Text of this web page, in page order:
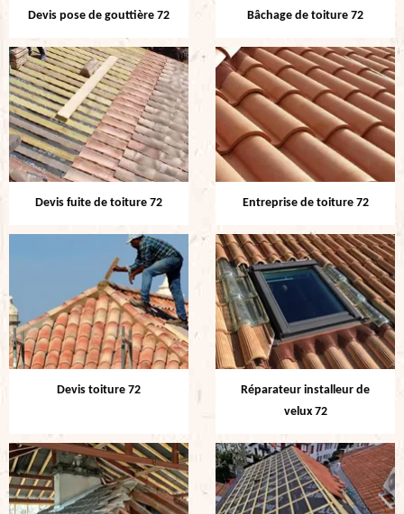
Devis pose de gouttière 72 Bâchage de toiture 72
Devis fuite de toiture 72 Entreprise de toiture 72
Devis toiture 72
Réparateur installeur de
velux 72